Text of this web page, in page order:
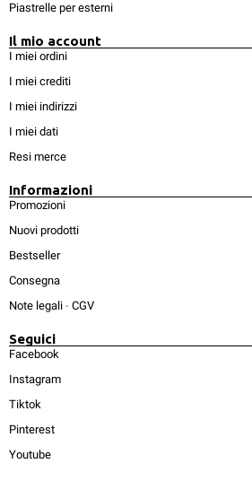
Piastrelle per esterni
Il mio account
I miei ordini
I miei crediti
I miei indirizzi
I miei dati
Resi merce
Informazioni
Promozioni
Nuovi prodotti
Bestseller
Consegna
Note legali - CGV
Seguici
Facebook
Instagram
Tiktok
Pinterest
Youtube